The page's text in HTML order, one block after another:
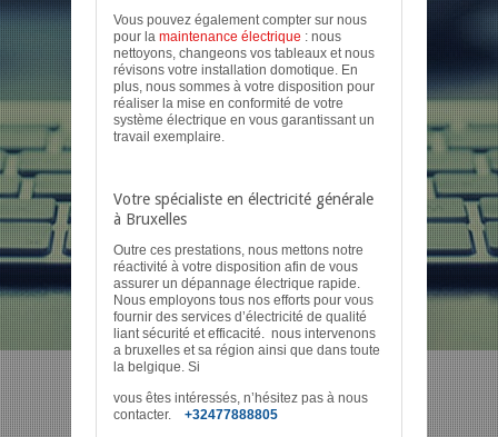
Vous pouvez également compter sur nous
pour la maintenance électrique : nous
nettoyons, changeons vos tableaux et nous
révisons votre installation domotique. En
plus, nous sommes à votre disposition pour
réaliser la mise en conformité de votre
système électrique en vous garantissant un
travail exemplaire.
Votre spécialiste en électricité générale
à Bruxelles
Outre ces prestations, nous mettons notre
réactivité à votre disposition afin de vous
assurer un dépannage électrique rapide.
Nous employons tous nos efforts pour vous
fournir des services d’électricité de qualité
liant sécurité et efficacité. nous intervenons
a bruxelles et sa région ainsi que dans toute
la belgique. Si
vous êtes intéressés, n’hésitez pas à nous
contacter. +32477888805